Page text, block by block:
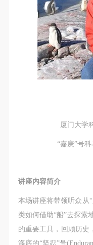
厦门大学
“嘉庚”号
讲座内容简介
本场讲座将带领听众从
类如何借助“船”去探索
的重要工具，回顾历史
海底的“坚忍”号
二、拍摄内容、使
（1）、拍摄内容 乙
容包括：①中央美术
内○3由中央美术学院
（2）、使用形式 用
适用地域范围包括国
（如杂志、网络等）
永久使用。
带有甲方肖像作品的
乙方于拍摄完带有
费用。
二、拍摄内容、使
（1）、拍摄内容 乙
容包括：①中央美术
内○3由中央美术学院
（2）、使用形式 用
适用地域范围包括国
（如杂志、网络等）
永久使用。
带有甲方肖像作品的
乙方于拍摄完带有
费用。
二、拍摄内容、使
（1）、拍摄内容 乙
容包括：①中央美术
内○3由中央美术学院
（2）、使用形式 用
适用地域范围包括国
（如杂志、网络等）
永久使用。
带有甲方肖像作品的
乙方于拍摄完带有
费用。